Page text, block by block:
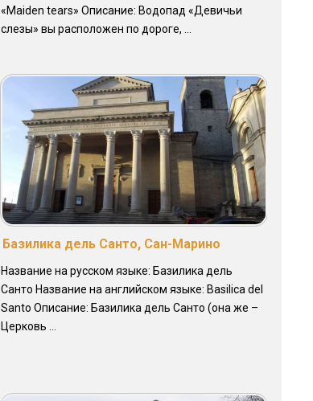
«Maiden tears» Описание: Водопад «Девичьи
слезы» вы расположен по дороге, ...
Базилика дель Санто, Сан-Марино
Название на русском языке: Базилика дель
Санто Название на английском языке: Basilica del
Santo Описание: Базилика дель Санто (она же –
Церковь ...